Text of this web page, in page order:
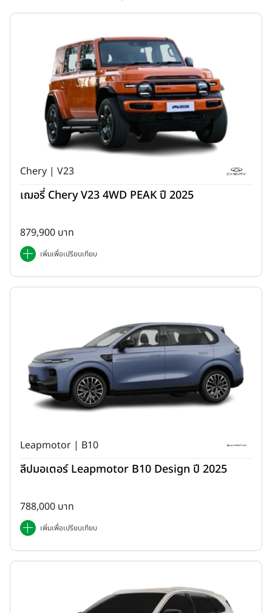
เป็นเจ้าของได้ง่ายขึ้นด้วยข้อเสนอพิเศษดอกเบี้ยเริ่มต้น 1.39%* ฟรี
แบตเตอรี่ไฮบริด 10 ปี และรับประกันระบบไฮบริดทั้งระบบ 5 ปี ไม่จำกัด
พร้อมทยอยส่งมอบลูกค้าทั่วประเทศตั้งแต่วันนี้
ครอบครัวได้สัมผัสประสบการณ์การเดินทางที่เต็มไปด้วยความสุขและ
คุณค่ามากยิ่งขึ้น
New Honda STEP WGN e:HEV SPADA WHAT
BRINGS US ‘HAPPIER’ …ยิ่งมากคน ยิ่งมากความสุข
Honda STEP WGN e:HEV SPADA ใหม่โดดเด่นด้วยดีไซน์ทรงกล่อง
ที่กว้างขวาง โปร่งโล่ง พร้อมพื้นที่ภายในที่ออกแบบเพื่อการใช้งานสูงสุด
เบาะนั่ง 3 แถวโดยมีไฮไลต์เบาะนั่งแถว 2 แบบปรับแยกอิสระ
พร้อมเบาะรองน่อง Ottoman และเบาะนั่งแถว 3 ปรับพับ 60:40
พร้อมพับแบบแบนราบปรับเลื่อนและจัดรูปแบบการจัดที่นั่งได้อย่าง
หลากหลายตามการใช้งานสูงสุดถึง 15 รูปแบบครบครันด้วยฟังก์ชัน
อำนวยความสะดวกและเทคโนโลยีความปลอดภัยล้ำสมัย รวมทั้ง
ในทุกการเดินทางสำหรับทุกคนในครอบครัว
ตอกย้ำความเชื่อมั่นด้วยมาตรฐานการผลิต
ด้วย
ได้มาตรฐานกว่า 221 แห่งทั่วประเทศรองรับการดูแลหลังการขายอย่าง
Chery | V23
เฌอรี่ Chery V23 4WD PEAK ปี 2025
879,900 บาท
เพิ่มเพื่อเปรียบเทียบ
Leapmotor | B10
ลีปมอเตอร์ Leapmotor B10 Design ปี 2025
788,000 บาท
เพิ่มเพื่อเปรียบเทียบ